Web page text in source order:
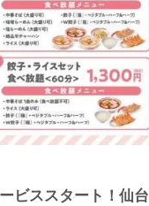
ビススタート！仙台